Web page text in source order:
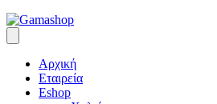
Αρχική
Εταιρεία
Eshop